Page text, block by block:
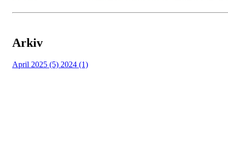
Arkiv
April 2025 (5) 2024 (1)